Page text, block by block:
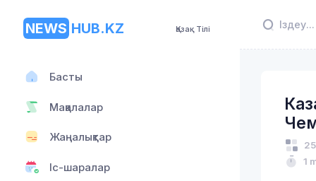
NEWS HUB.KZ Қазақ Тілі
Басты
Мақалалар
Жаңалықтар
Іс-шаралар
1